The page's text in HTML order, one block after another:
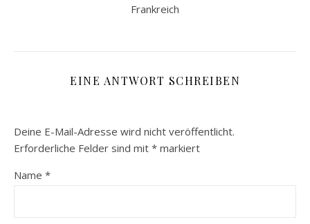
Frankreich
EINE ANTWORT SCHREIBEN
Deine E-Mail-Adresse wird nicht veröffentlicht.
Erforderliche Felder sind mit * markiert
Name *